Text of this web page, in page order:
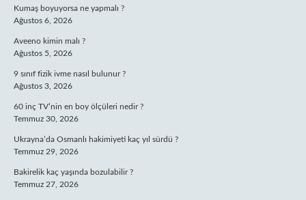
Kumaş boyuyorsa ne yapmalı ?
Ağustos 6, 2026
Aveeno kimin malı ?
Ağustos 5, 2026
9 sınıf fizik ivme nasıl bulunur ?
Ağustos 3, 2026
60 inç TV’nin en boy ölçüleri nedir ?
Temmuz 30, 2026
Ukrayna’da Osmanlı hakimiyeti kaç yıl sürdü ?
Temmuz 29, 2026
Bakirelik kaç yaşında bozulabilir ?
Temmuz 27, 2026